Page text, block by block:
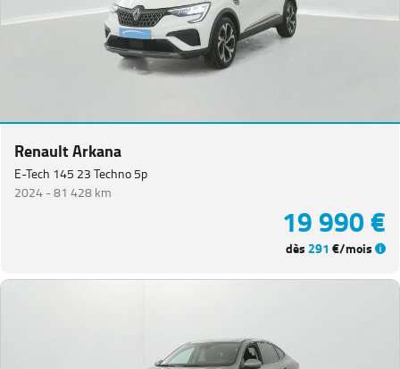
Renault Arkana
E-Tech 145 23 Techno 5p
2024 -81 428 km
19 990 €
dès 291 €/mois